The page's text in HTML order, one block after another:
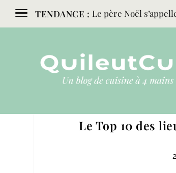
TENDANCE : Le père Noël
Le Top 10 des